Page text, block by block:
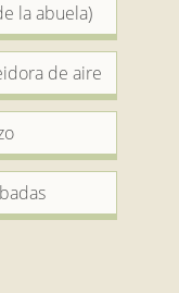
la abuela)
de aire